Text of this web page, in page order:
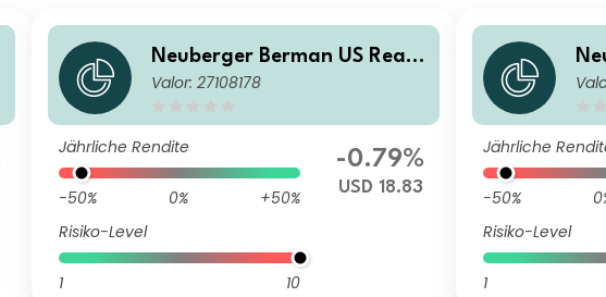
Neuberger Berman US Real
Estate Securities Fund USD Z
Valor: 27108178
Jährliche Rendite
-50% 0%
+50%
Risiko-Level
1 10
-0.79%
USD 18.83
Jährliche
-50%
Risiko-Level
1